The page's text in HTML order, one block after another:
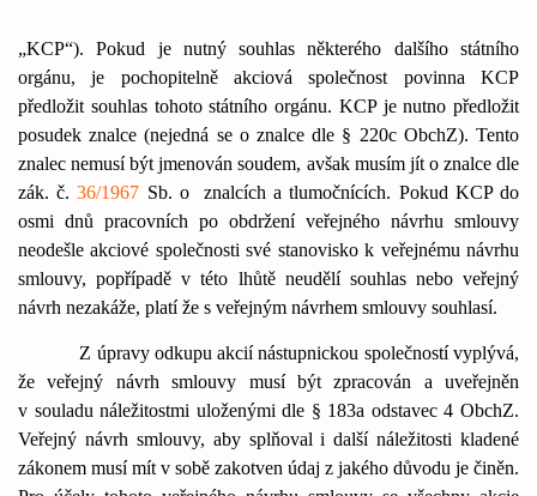
„KCP“). Pokud je nutný souhlas některého dalšího státního
orgánu, je pochopitelně akciová společnost povinna KCP
předložit souhlas tohoto státního orgánu. KCP je nutno předložit
posudek znalce (nejedná se o znalce dle § 220c ObchZ). Tento
znalec nemusí být jmenován soudem, avšak musím jít o znalce dle
zák. č.36/1967 Sb. o
znalcích a tlumočnících. Pokud KCP do
osmi dnů pracovních po obdržení veřejného návrhu smlouvy
neodešle akciové společnosti své stanovisko k veřejnému návrhu
smlouvy, popřípadě v této lhůtě neudělí souhlas nebo veřejný
návrh nezakáže, platí že s veřejným návrhem smlouvy souhlasí.
Z úpravy odkupu akcií nástupnickou společností vyplývá,
že veřejný návrh smlouvy musí být zpracován a uveřejněn
v souladu náležitostmi uloženými dle § 183a odstavec 4 ObchZ.
Veřejný návrh smlouvy, aby splňoval i další náležitosti kladené
zákonem musí mít v sobě zakotven údaj z jakého důvodu je činěn.